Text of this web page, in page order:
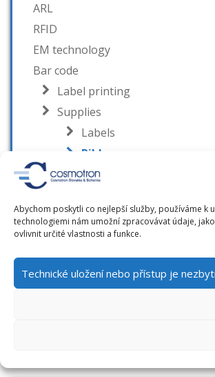
Abychom poskytli co nejlepší služby, používáme
technologiemi nám umožní zpracovávat údaje,
ovlivnit určité vlastnosti a funkce.
Technické uložení nebo přístup je
ARL
RFID
EM technology
Bar code
Label printing
Supplies
Labels
Ribbons
Equipment provided
Outdoor Book Drop Container
CATEGORIES